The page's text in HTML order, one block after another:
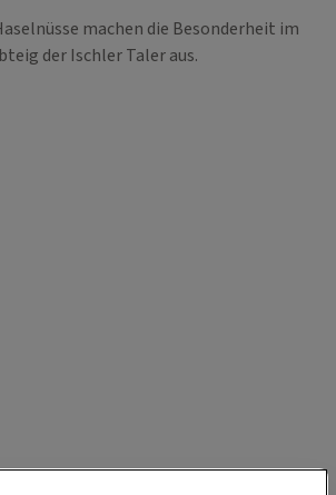
machen die Besonderheit im
der Ischler Taler aus.